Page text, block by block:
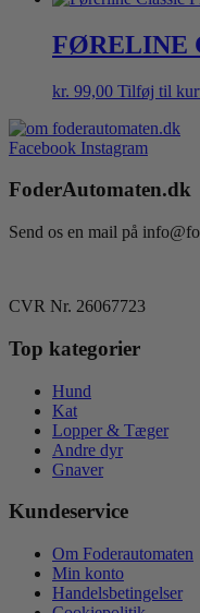
FØRELINE
kr. 99,00 Tilføj til
Facebook Instagram
FoderAutomaten.dk
Send os en mail på
CVR Nr. 26067723
Top kategorier
Hund
Kat
Lopper & Tæger
Andre dyr
Gnaver
Kundeservice
Om Foderautomaten
Min konto
Handelsbetingelser